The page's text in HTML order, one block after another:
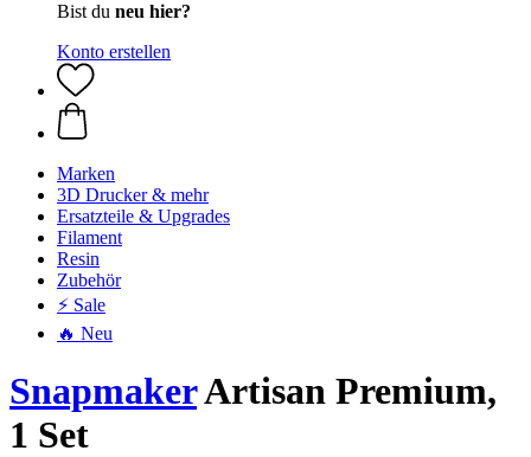
Bist du neu hier?
Konto erstellen
Marken
3D Drucker & mehr
Ersatzteile & Upgrades
Filament
Resin
Zubehör
⚡ Sale
🔥 Neu
SnapmakerArtisan Premium,
1 Set